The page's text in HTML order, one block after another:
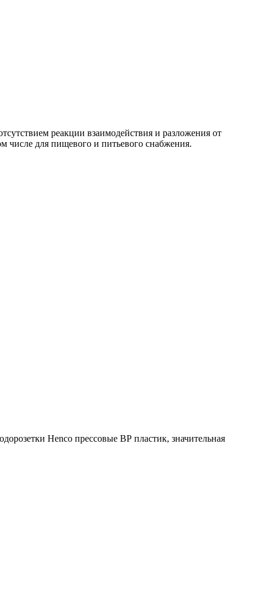
реакции взаимодействия и разложения от
числе для пищевого и питьевого снабжения.
Henco прессовые ВР пластик, значительная